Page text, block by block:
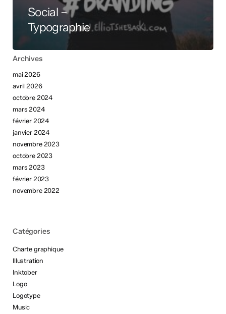
Social –
Typographie
Archives
mai 2026
avril 2026
octobre 2024
mars 2024
février 2024
janvier 2024
novembre 2023
octobre 2023
mars 2023
février 2023
novembre 2022
Catégories
Charte graphique
Illustration
Inktober
Logo
Logotype
Music